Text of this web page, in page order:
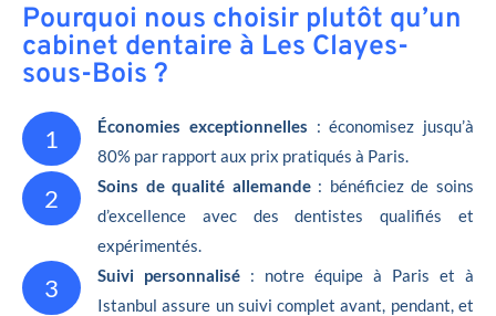
Pourquoi nous choisir plutôt qu’un
cabinet dentaire à Les Clayes-
sous-Bois ?
1 Économies exceptionnelles : économisez jusqu’à
80% par rapport aux prix pratiqués à Paris.
2 Soins de qualité allemande: bénéficiez de soins
d’excellence avec des dentistes qualifiés et
expérimentés.
3 Suivi personnalisé : notre équipe à Paris et à
Istanbul assure un suivi complet avant, pendant, et